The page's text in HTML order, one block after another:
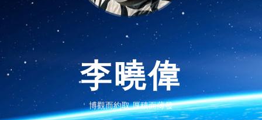
李曉偉
博觀而約取 厚積而薄發